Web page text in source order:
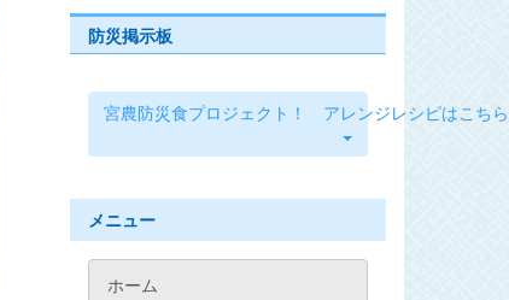
防災掲示板
宮農防災食プロジェクト！ アレンジレシピはこち
メニュー
ホーム